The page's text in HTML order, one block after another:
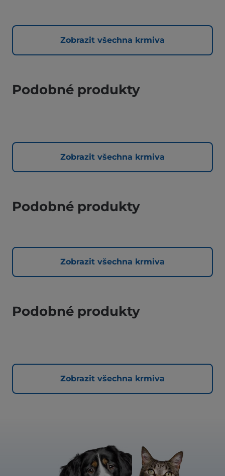
Zobrazit všechna krmiva
Podobné produkty
Zobrazit všechna krmiva
Podobné produkty
Zobrazit všechna krmiva
Podobné produkty
Zobrazit všechna krmiva